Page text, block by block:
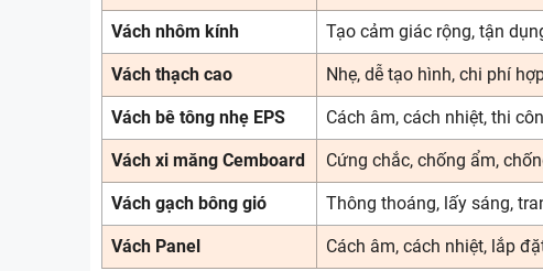
Vách nhôm kính Tạo cảm giác rộng, tận
Vách thạch cao Nhẹ, dễ tạo hình, chi phí
Vách bê tông nhẹ EPS Cách âm, cách nhiệt, thi
Vách xi măng Cemboard Cứng chắc, chống ẩm,
Vách gạch bông gió Thông thoáng, lấy sáng,
Vách Panel Cách âm, cách nhiệt, lắp